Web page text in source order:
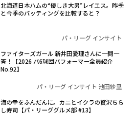
北海道日本ハムの“優しき大男”レイエス。昨季
と今季のバッティングを比較すると？
パ・リーグ インサイト
ファイターズガール 新井田愛理さんに一問一
答！【2026 パ6球団パフォーマー全員紹介
No.92】
パ・リーグ インサイト 池田紗里
海の幸をふんだんに。カニとイクラの贅沢ちら
し寿司【パ・リーググルメ部 #13】